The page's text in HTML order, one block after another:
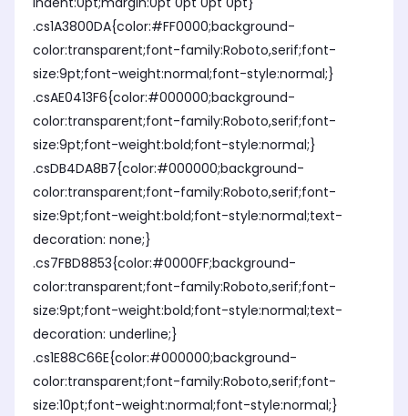
.cs1A3800DA{color:#FF0000;background-
color:transparent;font-family:Roboto,serif;font-
size:9pt;font-weight:normal;font-style:normal;}
.csAE0413F6{color:#000000;background-
color:transparent;font-family:Roboto,serif;font-
size:9pt;font-weight:bold;font-style:normal;}
.csDB4DA8B7{color:#000000;background-
color:transparent;font-family:Roboto,serif;font-
size:9pt;font-weight:bold;font-style:normal;text-
decoration: none;}
.cs7FBD8853{color:#0000FF;background-
color:transparent;font-family:Roboto,serif;font-
size:9pt;font-weight:bold;font-style:normal;text-
decoration: underline;}
.cs1E88C66E{color:#000000;background-
color:transparent;font-family:Roboto,serif;font-
size:10pt;font-weight:normal;font-style:normal;}